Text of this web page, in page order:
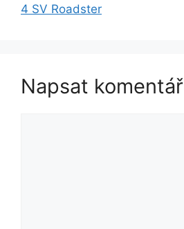
4 SV Roadster
Napsat komentář